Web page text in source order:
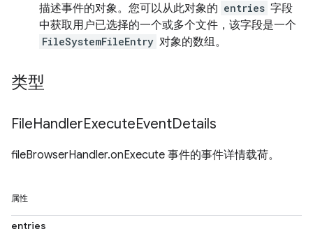
描述事件的对象。您可以从此对象的 entries 字段
中获取用户已选择的一个或多个文件，该字段是一个
FileSystemFileEntry 对象的数组。
类型
FileHandlerExecuteEventDetails
fileBrowserHandler.onExecute 事件的事件详情载荷。
属性
entries